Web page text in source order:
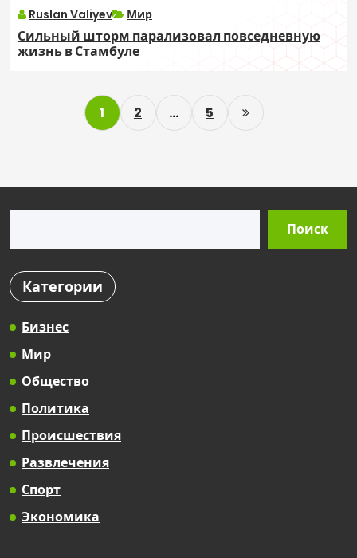
Ruslan Valiyev Мир
Сильный шторм парализовал повседневную
жизнь в Стамбуле
P
o
a
1 2 … 5
Поиск
Категории
Бизнес
Мир
Общество
Политика
Происшествия
Развлечения
Спорт
Экономика